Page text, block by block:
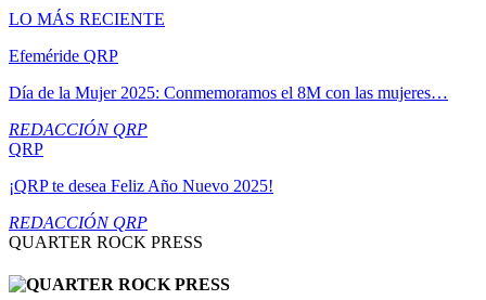
LO MÁS RECIENTE
Efeméride QRP
Día de la Mujer 2025: Conmemoramos el 8M con las mujeres…
REDACCIÓN QRP
QRP
¡QRP te desea Feliz Año Nuevo 2025!
REDACCIÓN QRP
QUARTER ROCK PRESS